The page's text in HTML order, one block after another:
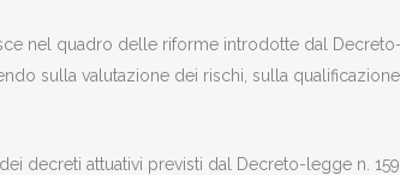
nel quadro delle riforme introdotte dal
sulla valutazione dei rischi, sulla
decreti attuativi previsti dal Decreto-legge n.